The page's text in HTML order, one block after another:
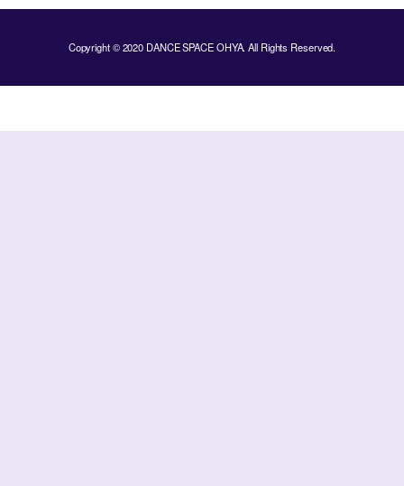
Copyright © 2020 DANCE SPACE OHYA. All Rights Reserved.